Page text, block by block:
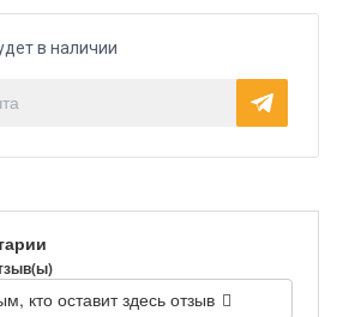
в наличии
кто оставит здесь отзыв